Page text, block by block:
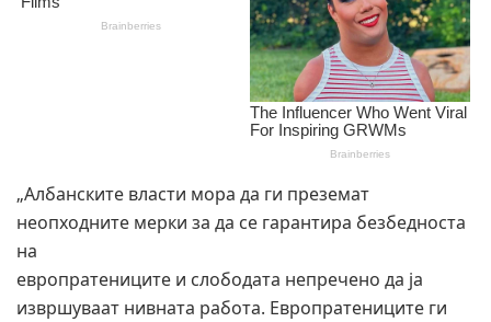
„Албанските власти мора да ги преземат
неопходните мерки за да се гарантира безбедноста
на
европратениците и слободата непречено да ја
извршуваат нивната работа. Европратениците ги